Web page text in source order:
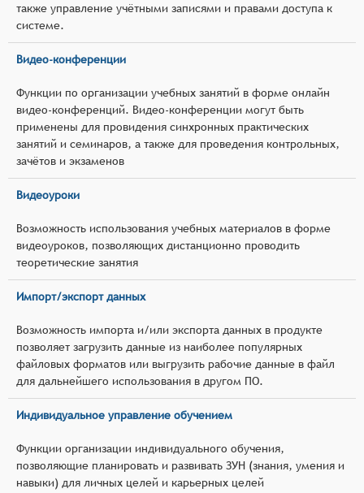
также управление учётными записями и правами доступа к
системе.
Видео-конференции
Функции по организации учебных занятий в форме онлайн
видео-конференций. Видео-конференции могут быть
применены для провидения синхронных практических
занятий и семинаров, а также для проведения контрольных,
зачётов и экзаменов
Видеоуроки
Возможность использования учебных материалов в форме
видеоуроков, позволяющих дистанционно проводить
теоретические занятия
Импорт/экспорт данных
Возможность импорта и/или экспорта данных в продукте
позволяет загрузить данные из наиболее популярных
файловых форматов или выгрузить рабочие данные в файл
для дальнейшего использования в другом ПО.
Индивидуальное управление обучением
Функции организации индивидуального обучения,
позволяющие планировать и развивать ЗУН (знания, умения и
навыки) для личных целей и карьерных целей